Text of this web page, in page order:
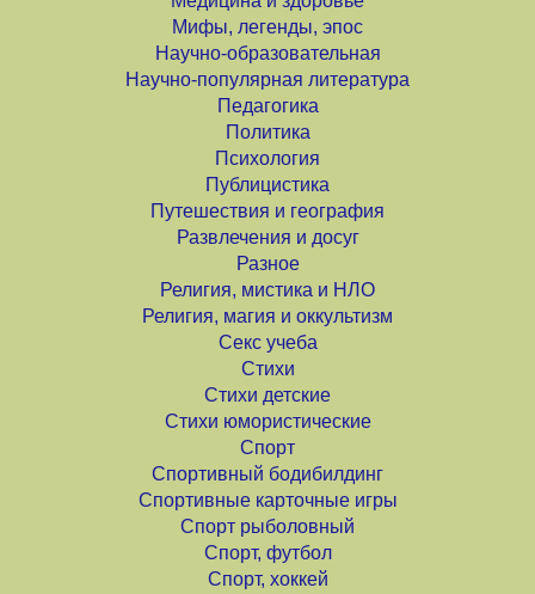
Мифы, легенды, эпос
Научно-образовательная
Научно-популярная литература
Педагогика
Политика
Психология
Публицистика
Путешествия и география
Развлечения и досуг
Разное
Религия, мистика и НЛО
Религия, магия и оккультизм
Секс учеба
Стихи
Стихи детские
Стихи юмористические
Спорт
Спортивный бодибилдинг
Спортивные карточные игры
Спорт рыболовный
Спорт, футбол
Спорт, хоккей